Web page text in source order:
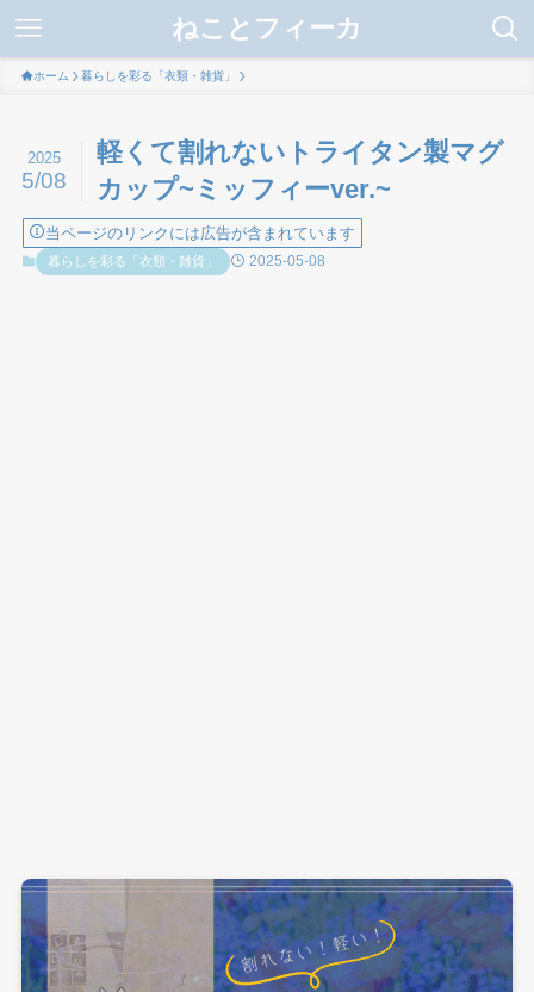
ねことフィーカ
ホーム 暮らしを彩る「衣類・雑貨」
軽くて割れないトライタン製マグ
カップ~ミッフィーver.~
2025
5/08
当ページのリンクには広告が含まれています
暮らしを彩る「衣類・雑貨」 2025-05-08